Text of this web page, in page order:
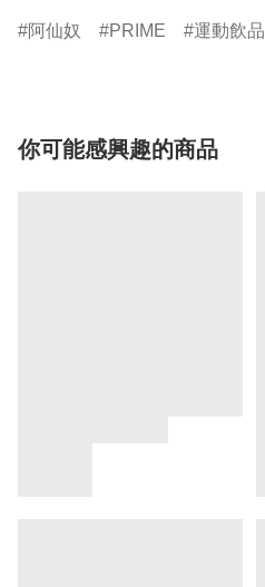
阿仙奴 PRIME 運動飲品
你可能感興趣的商品